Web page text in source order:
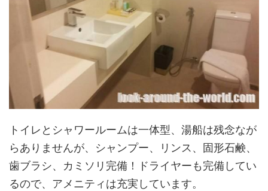
トイレとシャワールームは一体型、湯船は残念なが
らありませんが、シャンプー、リンス、固形石鹸、
歯ブラシ、カミソリ完備！ドライヤーも完備してい
るので、アメニティは充実しています。